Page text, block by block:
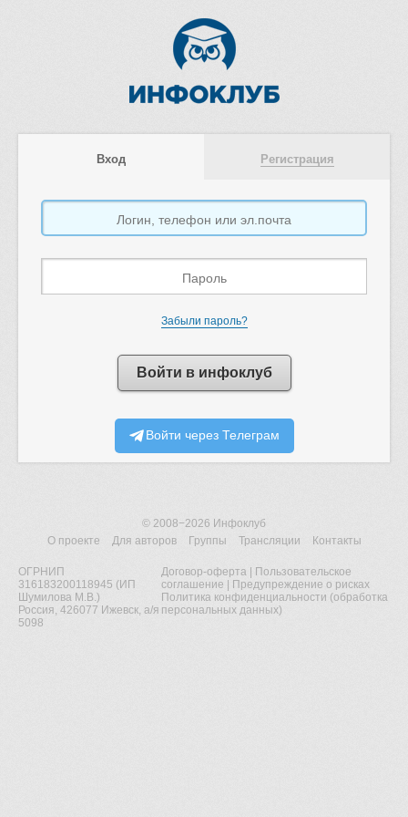
Вход Регистрация
Забыли пароль?
Войти в инфоклуб
Войти через Телеграм
© 2008−2026 Инфоклуб
О проекте
Для авторов Группы Трансляции Контакты
ОГРНИП
316183200118945 (ИП
Шумилова М.В.)
Россия, 426077 Ижевск, а/я
5098
Договор-оферта
Пользовательское
соглашение
Предупреждение о рисках
Политика конфиденциальности (обработка
персональных данных)